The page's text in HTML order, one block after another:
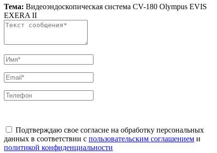
Тема: Видеоэндоскопическая система CV-180 Olympus EVIS
EXERA II
Подтверждаю свое согласие на обработку персональных
данных в соответствии с пользовательским соглашением и
политикой конфиденциальности